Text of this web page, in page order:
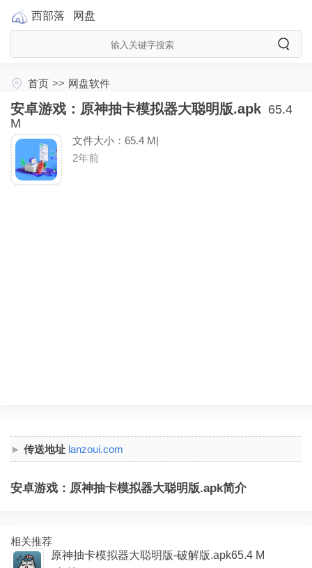
西部落 网盘
首页 >> 网盘软件
安卓游戏：原神抽卡模拟器大聪明版.apk 65.4
M
文件大小：65.4 M|
2年前
传送地址 lanzoui.com
安卓游戏：原神抽卡模拟器大聪明版.apk简介
相关推荐
原神抽卡模拟器大聪明版-破解版.apk65.4 M